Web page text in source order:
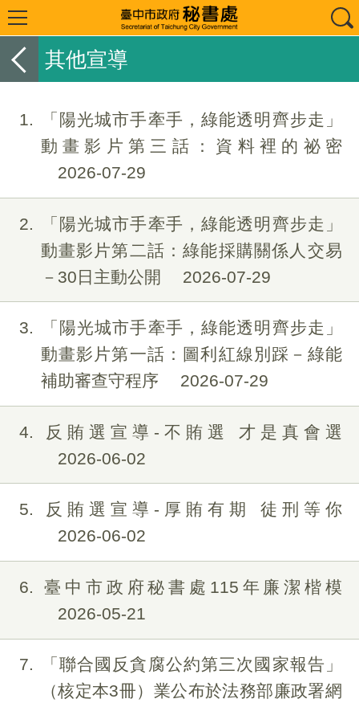
其他宣導
1
「陽光城市手牽手，綠能透明齊步走」
動畫影片第三話：資料裡的祕密
2026-07-29
2
「陽光城市手牽手，綠能透明齊步走」
動畫影片第二話：綠能採購關係人交易
－30日主動公開
2026-07-29
3
「陽光城市手牽手，綠能透明齊步走」
動畫影片第一話：圖利紅線別踩－綠能
補助審查守程序
2026-07-29
4
反賄選宣導-不賄選 才是真會選
2026-06-02
5
反賄選宣導-厚賄有期 徒刑等你
2026-06-02
6
臺中市政府秘書處115年廉潔楷模
2026-05-21
7
「聯合國反貪腐公約第三次國家報告」
（核定本3冊）業公布於法務部廉政署網